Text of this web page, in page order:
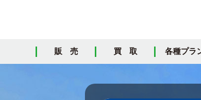
販 売 買 取 各種プラ